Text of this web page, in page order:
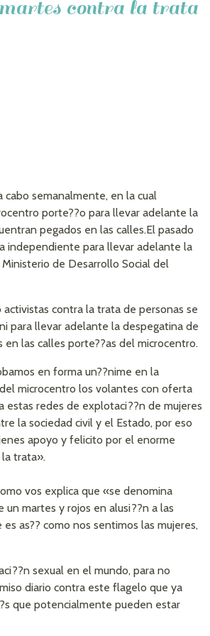
contra la trata
cabo semanalmente, en la cual
porte??o para llevar adelante la
pegados en las calles.El pasado
independiente para llevar adelante la
de Desarrollo Social del
contra la trata de personas se
para llevar adelante la despegatina de
las calles porte??as del microcentro.
en forma un??nime en la
microcentro los volantes con oferta
redes de explotaci??n de mujeres
la sociedad civil y el Estado, por eso
apoyo y felicito por el enorme
trata».
vos explica que «se denomina
martes y rojos en alusi??n a las
as?? como nos sentimos las mujeres,
sexual en el mundo, para no
diario contra este flagelo que ya
que potencialmente pueden estar